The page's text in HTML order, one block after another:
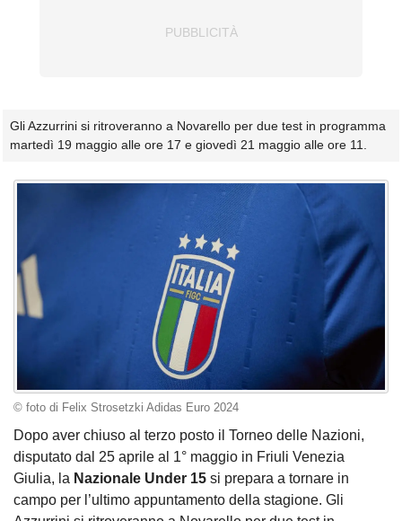
Gli Azzurrini si ritroveranno a Novarello per due test in programma
martedì 19 maggio alle ore 17 e giovedì 21 maggio alle ore 11.
© foto di Felix Strosetzki Adidas Euro 2024
Dopo aver chiuso al terzo posto il Torneo delle Nazioni,
disputato dal 25 aprile al 1° maggio in Friuli Venezia
Giulia, la Nazionale Under 15 si prepara a tornare in
campo per l’ultimo appuntamento della stagione. Gli